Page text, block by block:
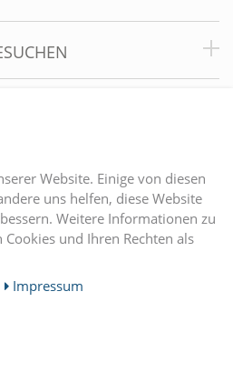
Website. Einige von diesen
uns helfen, diese Website
Weitere Informationen zu
und Ihren Rechten als
Impressum